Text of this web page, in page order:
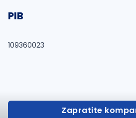
PIB
109360023
Zapratite